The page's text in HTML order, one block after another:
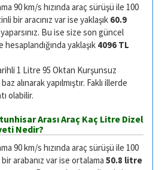
90 km/s hızında araç sürüşü ile 100
bir aracınız var ise yaklaşık 60.9
yaparsınız. Bu ise size son güncel
yaklaşık 4096 TL
1 Litre 95 Oktan Kurşunsuz
alınarak yapılmıştır. Faklı illerde
olabilir.
Arası Araç Kaç Litre Dizel
Nedir?
90 km/s hızında araç sürüşü ile 100
arabanız var ise ortalama 50.8 litre